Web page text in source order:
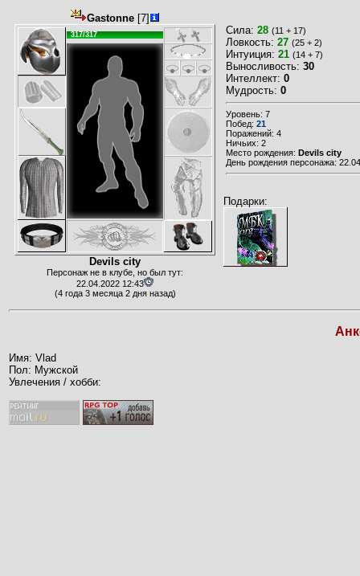
Gastonne [7]
317/317
Devils city
Персонаж не в клубе, но был тут:
22.04.2022 12:43
(4 года 3 месяца 2 дня назад)
Сила: 28 (11 + 17)
Ловкость: 27 (25 + 2)
Интуиция: 21 (14 + 7)
Выносливость: 30
Интеллект: 0
Мудрость: 0
Уровень: 7
Побед: 21
Поражений: 4
Ничьих: 2
Место рождения: Devils city
День рождения персонажа:
Подарки:
Имя: Vlad
Пол: Мужской
Увлечения / хобби: